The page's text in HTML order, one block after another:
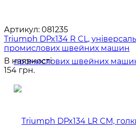
Артикул: 081235
Triumph DPx134 R CL,
промислових швейних машин
В наявності
154 грн.